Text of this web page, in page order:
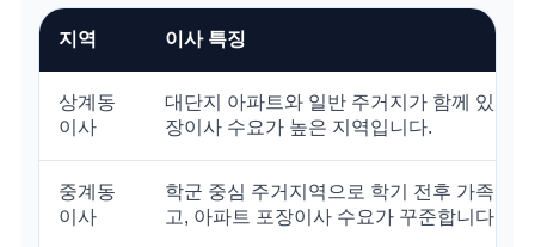
지역 이사 특징
상계동
이사
대단지 아파트와 일반 주거지가 함께 있어
장이사 수요가 높은 지역입니다.
중계동
이사
학군 중심 주거지역으로 학기 전후 가족 이
고, 아파트 포장이사 수요가 꾸준합니다.